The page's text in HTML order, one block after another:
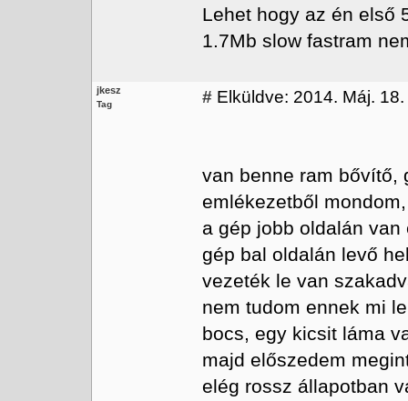
Lehet hogy az én első
1.7Mb slow fastram
jkesz
Tag # Elküldve: 2014. Máj.
van benne ram bővítő,
emlékezetből
a gép jobb oldalán
gép bal oldalán levő
vezeték le van
nem tudom ennek mi
bocs, egy kicsit láma
majd előszedem
elég rossz állapotban